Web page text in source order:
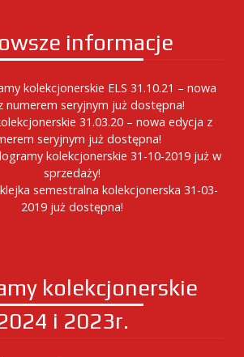
informacje
kolekcjonerskie ELS 31.10.21 – nowa
numerem seryjnym już dostępna!
31.03.20 – nowa edycja z
seryjnym już dostępna!
kolekcjonerskie 31-10-2019 już w
sprzedaży!
semestralna kolekcjonerska 31-03-
2019 już dostępna!
kolekcjonerskie
i 2023r.